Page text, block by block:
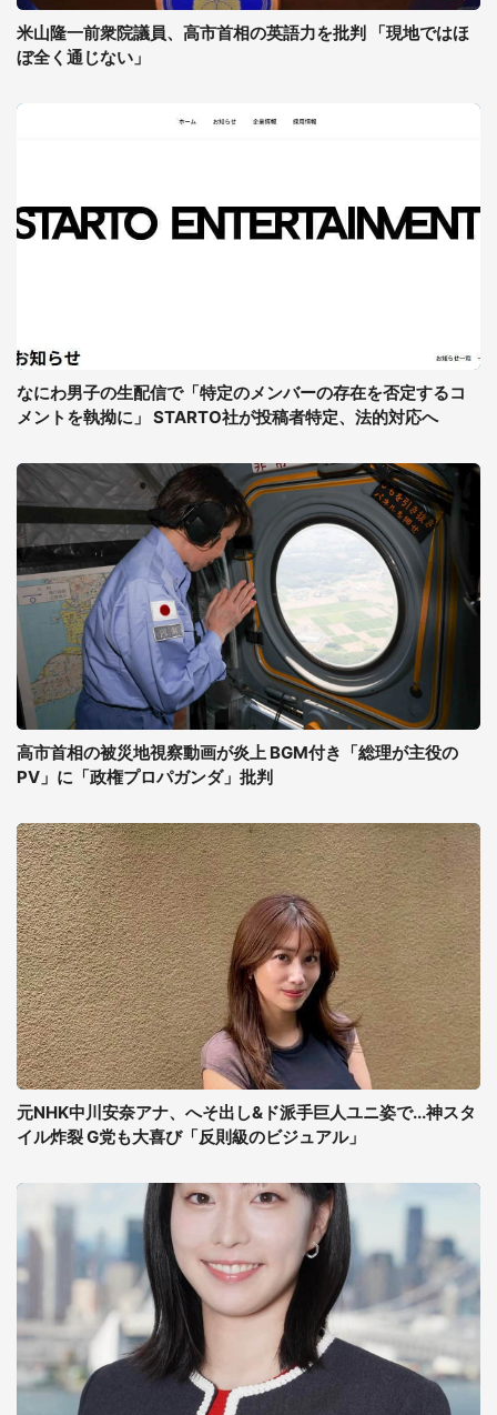
米山隆一前衆院議員、高市首相の英語力を批判 「現地ではほ
ぼ全く通じない」
なにわ男子の生配信で「特定のメンバーの存在を否定するコ
メントを執拗に」 STARTO社が投稿者特定、法的対応へ
高市首相の被災地視察動画が炎上 BGM付き「総理が主役の
PV」に「政権プロパガンダ」批判
元NHK中川安奈アナ、へそ出し&ド派手巨人ユニ姿で...神スタ
イル炸裂 G党も大喜び「反則級のビジュアル」